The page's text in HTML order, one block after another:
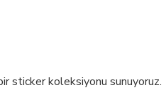
sticker koleksiyonu sunuyoruz.